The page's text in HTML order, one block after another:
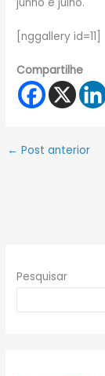
[nggallery id=11]
Compartilhe
← Post anterior
Pesquisar